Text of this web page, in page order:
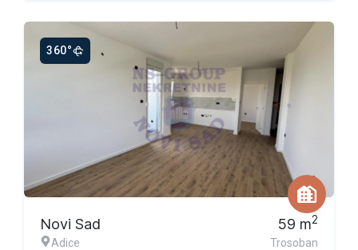
360°
Novi Sad
Adice
59 m2
Trosoban